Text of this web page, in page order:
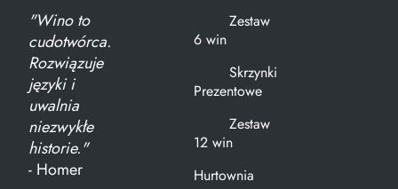
"Wino to
cudotwórca.
Rozwiązuje
języki i
uwalnia
niezwykłe
historie."
- Homer
Zestaw
6 win
Skrzynki
Prezentowe
Zestaw
12 win
Hurtownia